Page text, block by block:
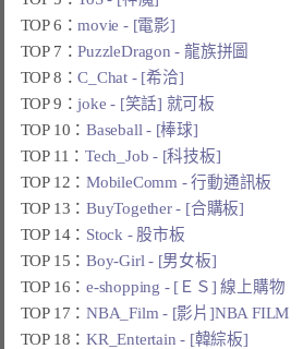
TOP 6：movie - [電影]
TOP 7：PuzzleDragon - 龍族拼圖
TOP 8：C_Chat - [希洽]
TOP 9：joke - [笑話] 就可板
TOP 10：Baseball - [棒球]
TOP 11：Tech_Job - [科技板]
TOP 12：MobileComm - 行動通訊板
TOP 13：BuyTogether - [合購板]
TOP 14： Stock - 股市板
TOP 15：Boy-Girl - [男女板]
TOP 16：e-shopping - [ＥＳ] 線上購物
TOP 17：NBA_Film - [影片]NBA FILM
TOP 18：KR_Entertain - [韓綜板]